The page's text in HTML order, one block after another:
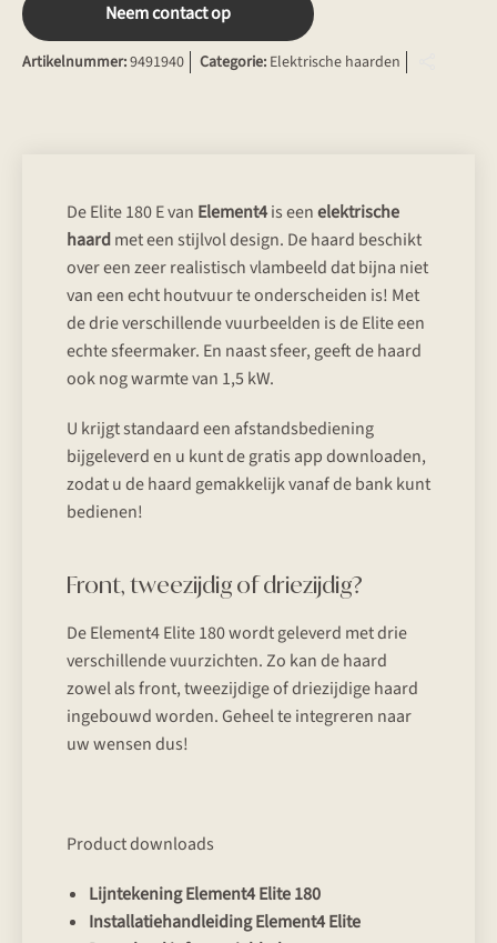
Neem contact op
Artikelnummer:9491940 Categorie: Elektrische haarden
De Elite 180 E van Element4is eenelektrische
haardmet een stijlvol design. De haard beschikt
over een zeer realistisch vlambeeld dat bijna niet
van een echt houtvuur te onderscheiden is! Met
de drie verschillende vuurbeelden is de Elite een
echte sfeermaker. En naast sfeer, geeft de haard
ook nog warmte van 1,5 kW.
U krijgt standaard een afstandsbediening
bijgeleverd en u kunt de gratis app downloaden,
zodat u de haard gemakkelijk vanaf de bank kunt
bedienen!
Front, tweezijdig of driezijdig?
De Element4 Elite 180 wordt geleverd met drie
verschillende vuurzichten. Zo kan de haard
zowel als front, tweezijdige of driezijdige haard
ingebouwd worden. Geheel te integreren naar
uw wensen dus!
Product downloads
Lijntekening Element4 Elite 180
Installatiehandleiding Element4 Elite